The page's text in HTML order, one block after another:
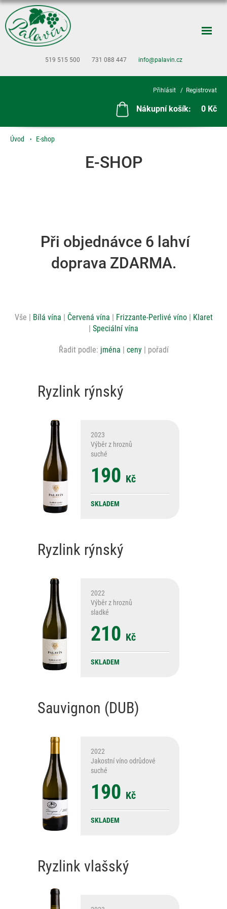
519 515 500 731 088 447 info@palavin.cz
Přihlásit Registrovat
Nákupní košík: 0 Kč
Úvod E-shop
E-SHOP
Při objednávce 6 lahví
doprava ZDARMA.
Vše Bílá vína Červená vína Frizzante-Perlivé víno
Klaret
Speciální vína
Řadit podle: jména ceny pořadí
Ryzlink rýnský
2023
Výběr z hroznů
suché
190 Kč
SKLADEM
Ryzlink rýnský
2022
Výběr z hroznů
sladké
210 Kč
SKLADEM
Sauvignon (DUB)
2022
Jakostní víno odrůdové
suché
190 Kč
SKLADEM
Ryzlink vlašský